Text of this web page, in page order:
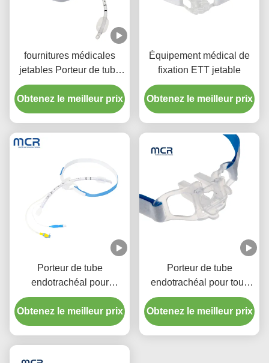
fournitures médicales
jetables Porteur de tube
endotrachéal pour
adultes et enfants
Obtenez le meilleur prix
Équipement médical de
fixation ETT jetable
Obtenez le meilleur prix
Porteur de tube
endotrachéal pour
adultes et enfants pour
l'intubation endotrachéale
Obtenez le meilleur prix
Porteur de tube
endotrachéal pour tous
les âges
Obtenez le meilleur prix